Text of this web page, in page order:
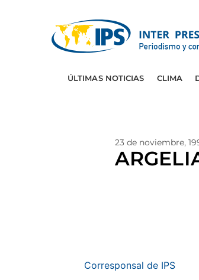
ÚLTIMAS NOTICIAS CLIMA
23 de noviembre,
Corresponsal de IPS